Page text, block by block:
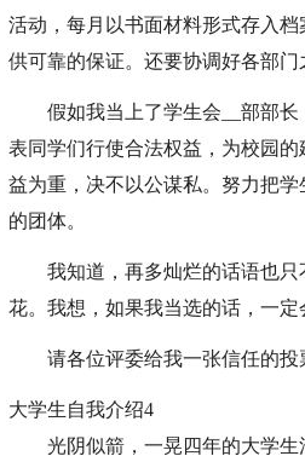
活动，每月以书面材料形式存入
供可靠的保证。还要协调好各部
假如我当上了学生会__部部
表同学们行使合法权益，为校园
益为重，决不以公谋私。努力把
的团体。
我知道，再多灿烂的话语也
花。我想，如果我当选的话，一定
请各位评委给我一张信任的投
大学生自我介绍4
光阴似箭，一晃四年的大学